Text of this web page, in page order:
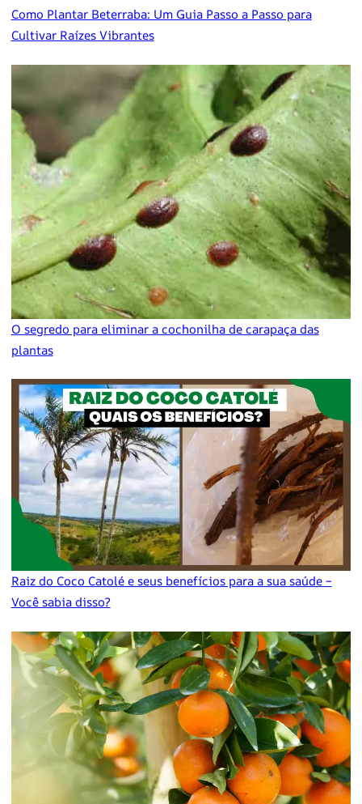
Como Plantar Beterraba: Um Guia Passo a Passo para
Cultivar Raízes Vibrantes
O segredo para eliminar a cochonilha de carapaça das
plantas
Raiz do Coco Catolé e seus benefícios para a sua saúde –
Você sabia disso?